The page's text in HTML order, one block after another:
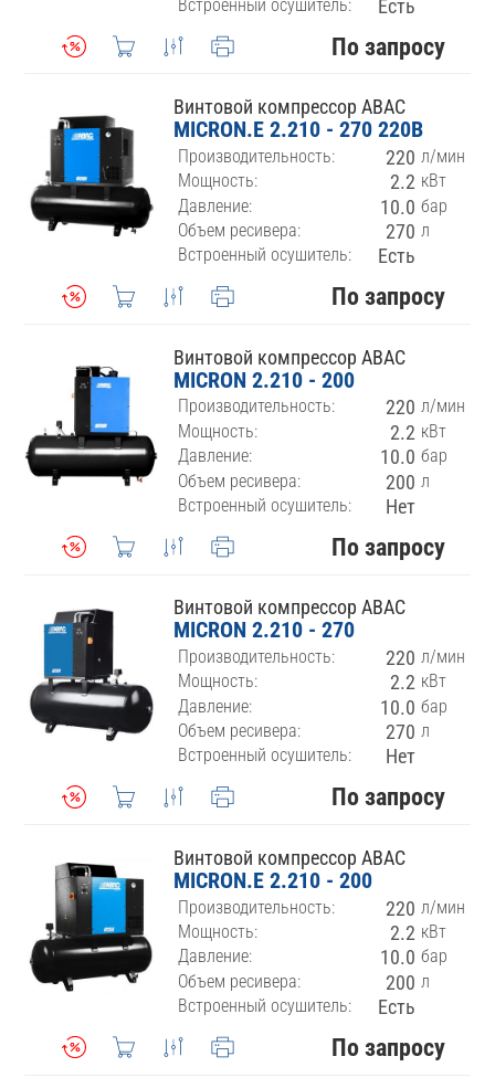
Встроенный осушитель: Есть
По запросу
Винтовой компрессор ABAC
MICRON.E 2.210 - 270 220В
Производительность: 220 л/мин
Мощность:
2.2 кВт
Давление:
10.0 бар
Объем ресивера:
270 л
Встроенный осушитель:
Есть
По запросу
Винтовой компрессор ABAC
MICRON 2.210 - 200
Производительность: 220 л/мин
Мощность:
2.2 кВт
Давление:
10.0 бар
Объем ресивера:
200 л
Встроенный осушитель:
Нет
По запросу
Винтовой компрессор ABAC
MICRON 2.210 - 270
Производительность: 220 л/мин
Мощность:
2.2 кВт
Давление:
10.0 бар
Объем ресивера:
270 л
Встроенный осушитель:
Нет
По запросу
Винтовой компрессор ABAC
MICRON.E 2.210 - 200
Производительность: 220 л/мин
Мощность:
2.2 кВт
Давление:
10.0 бар
Объем ресивера:
200 л
Встроенный осушитель:
Есть
По запросу